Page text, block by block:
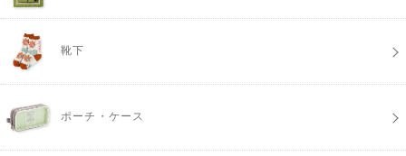
靴下
ポーチ・ケース